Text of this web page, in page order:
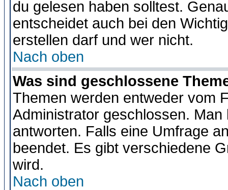
du gelesen haben solltest.
entscheidet auch bei den
erstellen darf und wer nicht.
Nach oben
Was sind geschlossene
Themen werden entweder vom
Administrator geschlossen.
antworten. Falls eine Umfrage
beendet. Es gibt verschiedene
wird.
Nach oben